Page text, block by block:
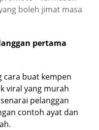
boleh jimat masa
pertama
cara buat kempen
viral yang murah
pelanggan
contoh ayat dan